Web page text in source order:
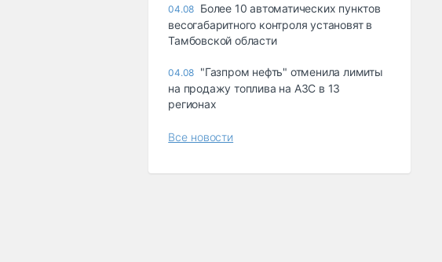
04.08 Более 10 автоматических пунктов
весогабаритного контроля установят в
Тамбовской области
04.08 "Газпром нефть" отменила лимиты
на продажу топлива на АЗС в 13
регионах
Все новости